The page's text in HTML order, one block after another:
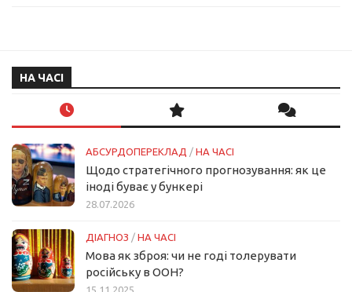
НА ЧАСІ
АБСУРДОПЕРЕКЛАД / НА ЧАСІ
Щодо стратегічного прогнозування: як це
іноді буває у бункері
28.07.2026
ДІАГНОЗ / НА ЧАСІ
Мова як зброя: чи не годі толерувати
російську в ООН?
15.11.2025